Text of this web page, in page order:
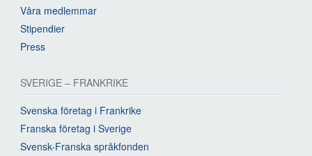
Våra medlemmar
Stipendier
Press
SVERIGE – FRANKRIKE
Svenska företag i Frankrike
Franska företag i Sverige
Svensk-Franska språkfonden